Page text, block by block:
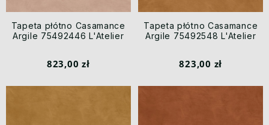
Tapeta płótno Casamance
Argile 75492446 L'Atelier
823,00 zł
Tapeta płótno Casamance
Argile 75492548 L'Atelier
823,00 zł